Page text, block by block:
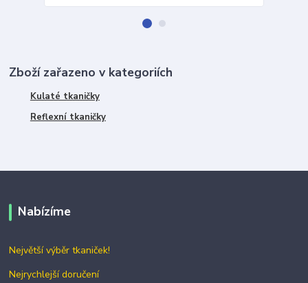
Zboží zařazeno v kategoriích
Kulaté tkaničky
Reflexní tkaničky
Nabízíme
Největší výběr tkaniček!
Nejrychlejší doručení